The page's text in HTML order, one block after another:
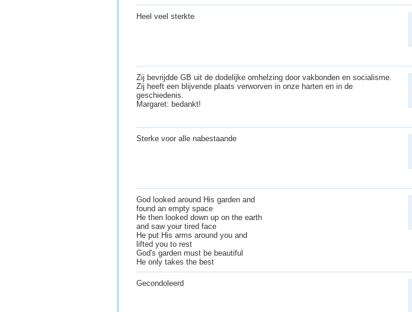
Heel veel sterkte
Zij bevrijdde GB uit de dodelijke omhelzing door vakbonden en socialisme.
Zij heeft een blijvende plaats verworven in onze harten en in de
geschiedenis.
Margaret: bedankt!
Sterke voor alle nabestaande
God looked around His garden and
found an empty space
He then looked down up on the earth
and saw your tired face
He put His arms around you and
lifted you to rest
God's garden must be beautiful
He only takes the best
Gecondoleerd